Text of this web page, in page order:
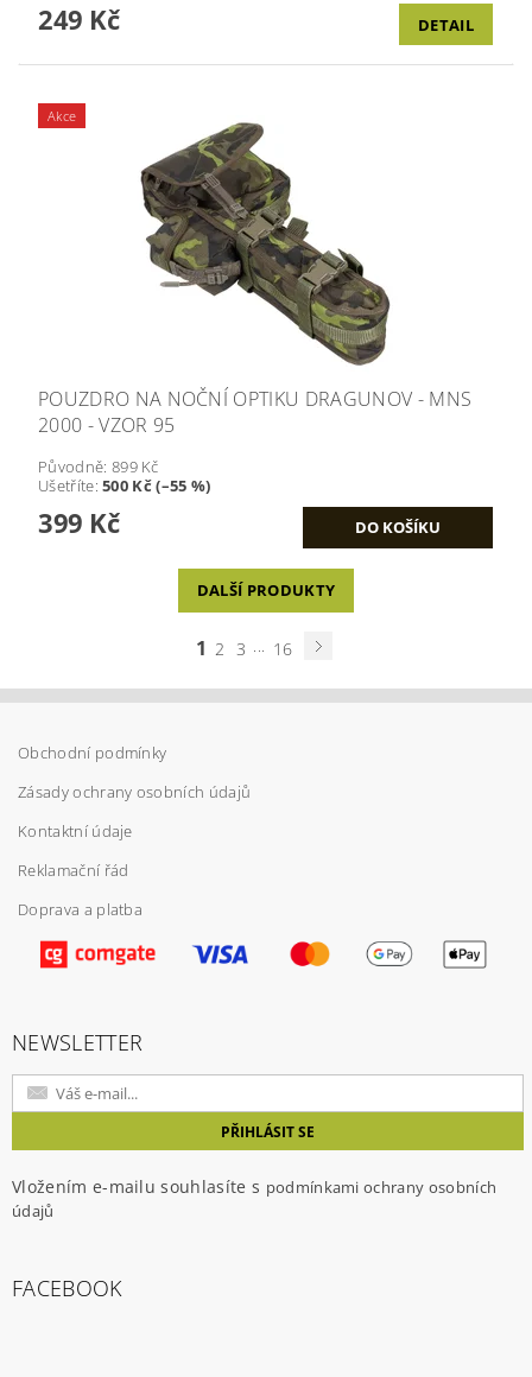
249 Kč DETAIL
Akce
POUZDRO NA NOČNÍ OPTIKU DRAGUNOV - MNS
2000 - VZOR 95
Původně: 899 Kč
Ušetříte:500 Kč (–55 %)
399 Kč
DALŠÍ PRODUKTY
1 2 3 ... 16
Obchodní podmínky
Zásady ochrany osobních údajů
Kontaktní údaje
Reklamační řád
Doprava a platba
NEWSLETTER
Vložením e-mailu souhlasíte s podmínkami ochrany osobních
údajů
FACEBOOK